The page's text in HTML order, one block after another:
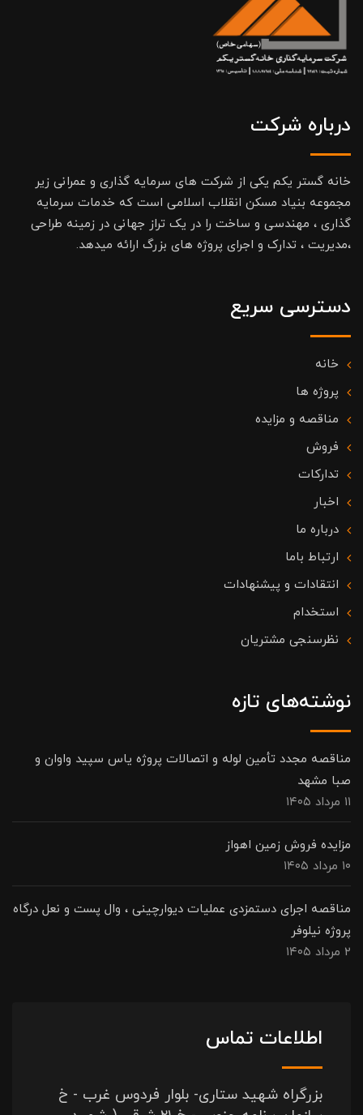
درباره شرکت
خانه گستر یکم یکی از شرکت های سرمایه گذاری و عمرانی زیر
مجموعه بنیاد مسکن انقلاب اسلامی است که خدمات سرمایه
گذاری ، مهندسی و ساخت را در یک تراز جهانی در زمینه طراحی
،مدیریت ، تدارک و اجرای پروژه های بزرگ ارائه میدهد.
دسترسی سریع
خانه
پروژه ها
مناقصه و مزایده
فروش
تدارکات
اخبار
درباره ما
ارتباط باما
انتقادات و پیشنهادات
استخدام
نظرسنجی مشتریان
نوشته‌های تازه
مناقصه مجدد تأمین لوله و اتصالات پروژه یاس سپید واوان و
صبا مشهد
۱۱ مرداد ۱۴۰۵
مزایده فروش زمین اهواز
۱۰ مرداد ۱۴۰۵
مناقصه اجرای دستمزدی عملیات دیوارچینی ، وال پست و نعل درگاه
پروژه نیلوفر
۲ مرداد ۱۴۰۵
اطلاعات تماس
بزرگراه شهید ستاری- بلوار فردوس غرب - خ